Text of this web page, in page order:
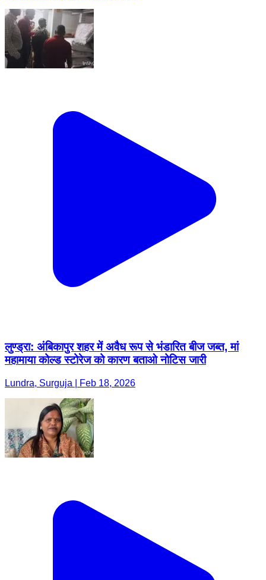
लुण्ड्रा: अंबिकापुर शहर में अवैध रूप से भंडारित बीज जब्त, मां
महामाया कोल्ड स्टोरेज को कारण बताओ नोटिस जारी
Lundra, Surguja | Feb 18, 2026